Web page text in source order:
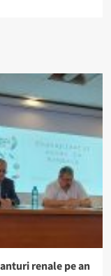
renale pe an